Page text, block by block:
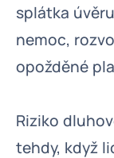
splátka
nemoc,
opožděné
Riziko
tehdy, když